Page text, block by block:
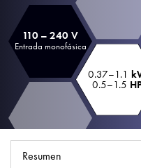
110 – 240 V
Entrada monofásica
0.37–1.1
0.5–1.5
Resumen